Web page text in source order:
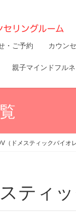
・ご予約 カウン
親子マインドフル
（ドメスティックバイオ
ティ